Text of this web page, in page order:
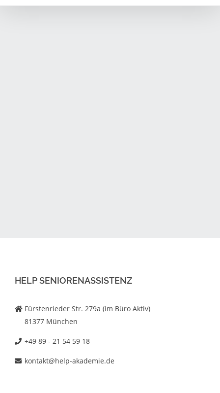
HELP SENIORENASSISTENZ
Fürstenrieder Str. 279a (im Büro Aktiv)
81377 München
+49 89 - 21 54 59 18
kontakt@help-akademie.de